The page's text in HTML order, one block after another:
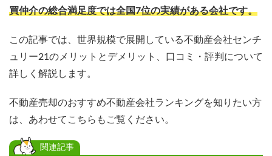
買仲介の総合満足度では全国7位の実績がある会社です。
この記事では、世界規模で展開している不動産会社センチ
ュリー21のメリットとデメリット、口コミ・評判について
詳しく解説します。
不動産売却のおすすめ不動産会社ランキングを知りたい方
は、あわせてこちらもご覧ください。
関連記事